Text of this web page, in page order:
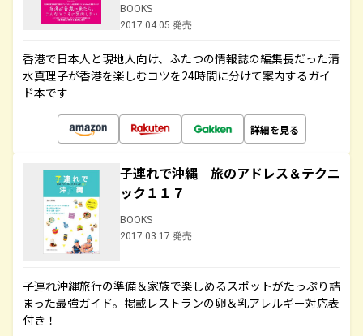
BOOKS
2017.04.05 発売
香港で日本人と現地人向け、ふたつの情報誌の編集長だった清
水真理子が香港を楽しむコツを24時間に分けて案内するガイ
ド本です
詳細を見る
子連れで沖縄 旅のアドレス＆テクニ
ック１１７
BOOKS
2017.03.17 発売
子連れ沖縄旅行の準備＆家族で楽しめるスポットがたっぷり詰
まった最強ガイド。掲載レストランの卵＆乳アレルギー対応表
付き！